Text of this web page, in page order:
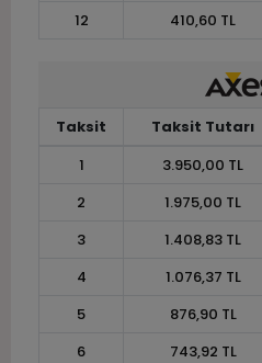
12
410,60 TL
Taksit Taksit Tutarı
1
3.950,00 TL
2
1.975,00 TL
3
1.408,83 TL
4
1.076,37 TL
5
876,90 TL
6
743,92 TL